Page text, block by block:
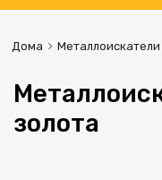
Дома Металлоискатели
золота